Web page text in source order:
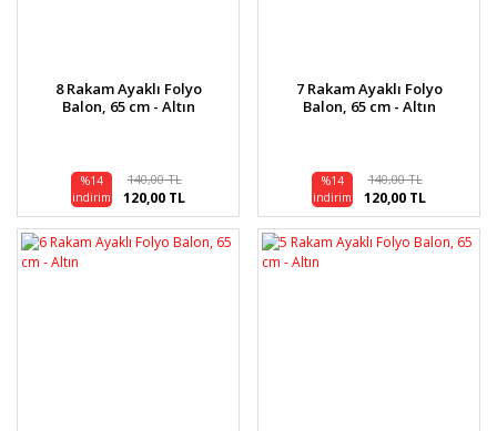
8 Rakam Ayaklı Folyo
Balon, 65 cm - Altın
%14
indirim
140,00 TL
120,00 TL
7 Rakam Ayaklı Folyo
Balon, 65 cm - Altın
%14
indirim
140,00 TL
120,00 TL